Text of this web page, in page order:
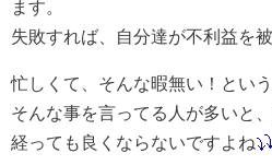
ます。
失敗すれば、自分達が不利益を
忙しくて、そんな暇無い！とい
そんな事を言ってる人が多いと
経っても良くならないですよね